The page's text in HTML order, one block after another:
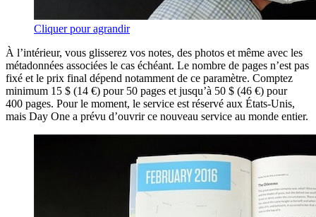
Cliquer pour agrandir
À l’intérieur, vous glisserez vos notes, des photos et même avec les
métadonnées associées le cas échéant. Le nombre de pages n’est pas
fixé et le prix final dépend notamment de ce paramètre. Comptez
minimum 15 $ (14 €) pour 50 pages et jusqu’à 50 $ (46 €) pour
400 pages. Pour le moment, le service est réservé aux États-Unis,
mais Day One a prévu d’ouvrir ce nouveau service au monde entier.